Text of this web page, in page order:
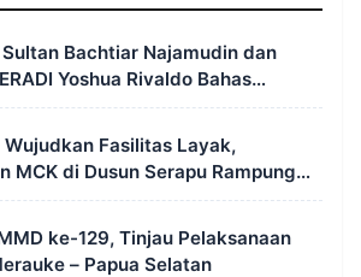
Sultan Bachtiar Najamudin dan
Yoshua Rivaldo Bahas
Supremasi Hukum
Wujudkan Fasilitas Layak,
MCK di Dusun Serapu Rampung
ke-129, Tinjau Pelaksanaan
– Papua Selatan